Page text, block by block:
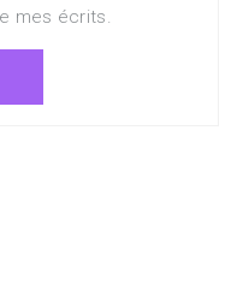
mes écrits.